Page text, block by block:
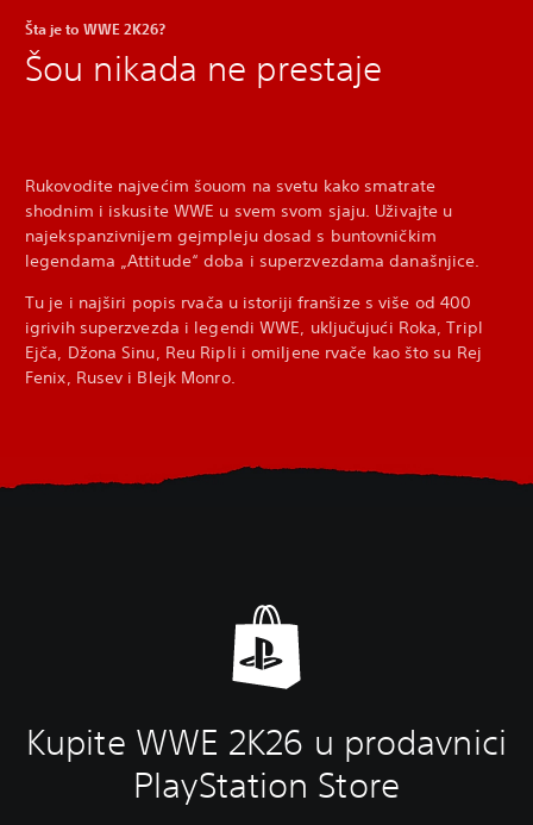
Šta je to WWE 2K26?
Šou nikada ne prestaje
Rukovodite najvećim šouom na svetu kako smatrate
shodnim i iskusite WWE u svem svom sjaju. Uživajte u
najekspanzivnijem gejmpleju dosad s buntovničkim
legendama „Attitude“ doba i superzvezdama današnjice.
Tu je i najširi popis rvača u istoriji franšize s više od 400
igrivih superzvezda i legendi WWE, uključujući Roka, Tripl
Ejča, Džona Sinu, Reu Ripli i omiljene rvače kao što su Rej
Fenix, Rusev i Blejk Monro.
Kupite WWE 2K26 u prodavnici
PlayStation Store